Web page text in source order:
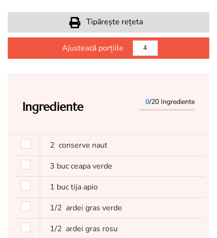
Tipărește rețeta
Ajustează porțiile
Ingrediente 0/20 Ingrediente
2 conserve naut
3 bucceapa verde
1 buctija apio
1/2 ardei gras verde
1/2 ardei gras rosu